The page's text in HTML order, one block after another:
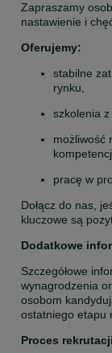
Zapraszamy
nastawienie i
Oferujemy:
stabilne
rynku,
szkolenia
możliwość
pracę w
Dołącz do nas,
kluczowe są
Dodatkowe
Szczegółowe
wynagrodzenia
osobom
ostatniego etapu
Proces rekrutacji